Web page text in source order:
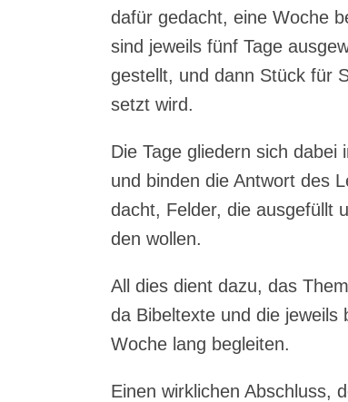
dafür gedacht, eine Woche
sind jeweils fünf Tage
ge­stellt, und dann Stück für
setzt wird.
Die Tage glie­dern sich
und bin­den die Ant­wort des
dacht, Fel­der, die aus­ge­füllt
den wollen.
All dies dient dazu, das
da Bibel­tex­te und die
Woche lang begleiten.
Einen wirk­li­chen Abschluss,